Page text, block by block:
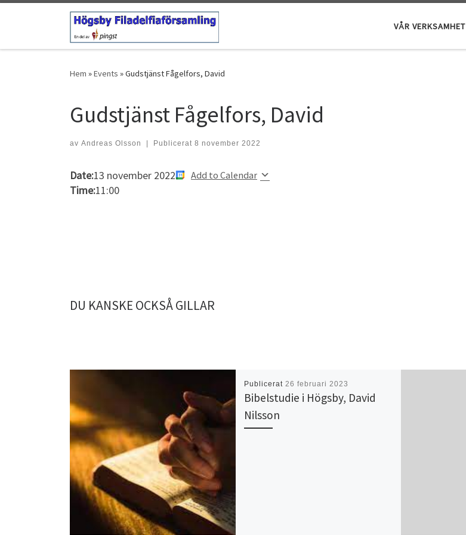
Hoppa till innehåll
VÅR VERKSAMHET
Hem »Events »Gudstjänst Fågelfors, David
Gudstjänst Fågelfors, David
av Andreas Olsson | Publicerat 8 november 2022
Date:13 november 2022 Add to Calendar
Time:11:00
DU KANSKE OCKSÅ GILLAR
Publicerat 26 februari 2023
Bibelstudie i Högsby, David
Nilsson